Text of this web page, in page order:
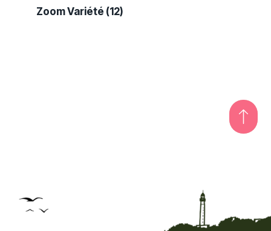
Zoom Variété (12)